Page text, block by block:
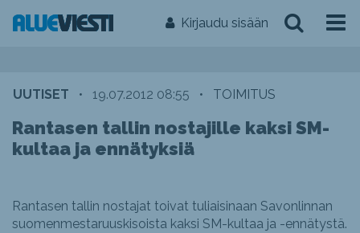
Kirjaudu sisään
UUTISET • 19.07.2012 08:55 • TOIMITUS
Rantasen tallin nostajille kaksi SM-
kultaa ja ennätyksiä
Rantasen tallin nostajat toivat tuliaisinaan Savonlinnan
suomenmestaruuskisoista kaksi SM-kultaa ja -ennätystä.